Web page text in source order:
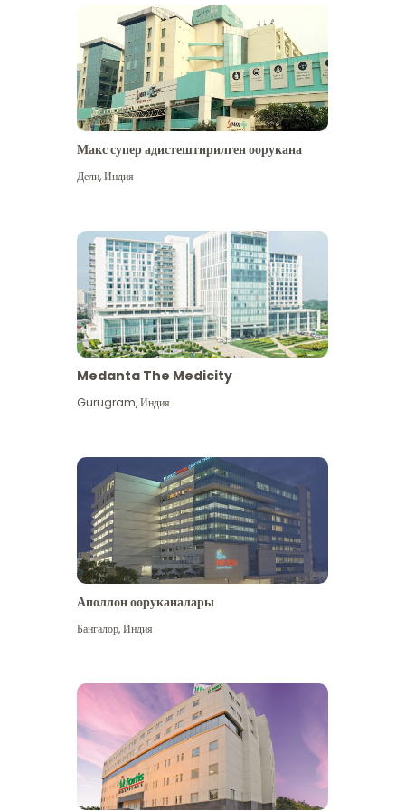
Макс супер адистештирилген оорукана
Дели,Индия
Medanta The Medicity
Gurugram,Индия
Аполлон ооруканалары
Бангалор,Индия